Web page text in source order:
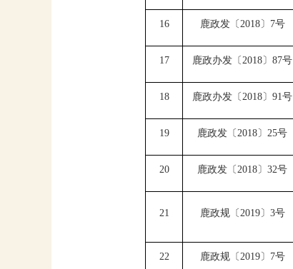
16 鹿政发〔 2018〕 7号
17 鹿政办发〔 2018 〕 87号
18 鹿政办发〔 2018 〕 91号
19 鹿政发〔 2018 〕 25号
20 鹿政发〔 2018 〕 32号
21 鹿政规〔 2019〕 3号
22 鹿政规〔 2019〕 7号